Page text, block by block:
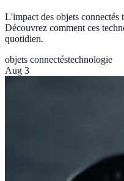
L'impact des objets
Découvrez comment ces
quotidien.
objets connectéstechnologie
Aug 3